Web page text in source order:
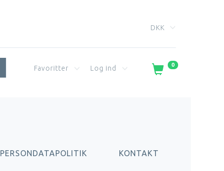
DKK
0
Favoritter Log ind
PERSONDATAPOLITIK KONTAKT